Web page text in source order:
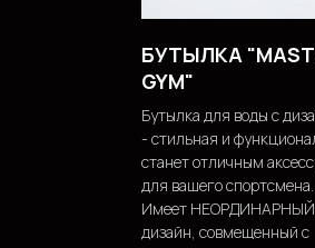
БУТЫЛКА
GYM"
Бутылка для воды с
- стильная и
станет отличным
для вашего спортсмена.
Имеет НЕОРДИНАРНЫЙ
дизайн, совмещенный с